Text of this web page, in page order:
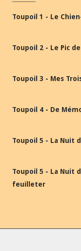
Toupoil 1 - Le
Toupoil 2 - Le Pic
Toupoil 3 - Mes
Toupoil 4 - De
Toupoil 5 - La Nuit
Toupoil 5 - La Nuit
feuilleter